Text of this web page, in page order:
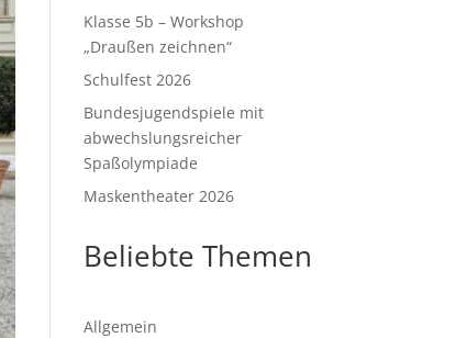
Klasse 5b – Workshop
„Draußen zeichnen“
Schulfest 2026
Bundesjugendspiele mit
abwechslungsreicher
Spaßolympiade
Maskentheater 2026
Beliebte Themen
Allgemein